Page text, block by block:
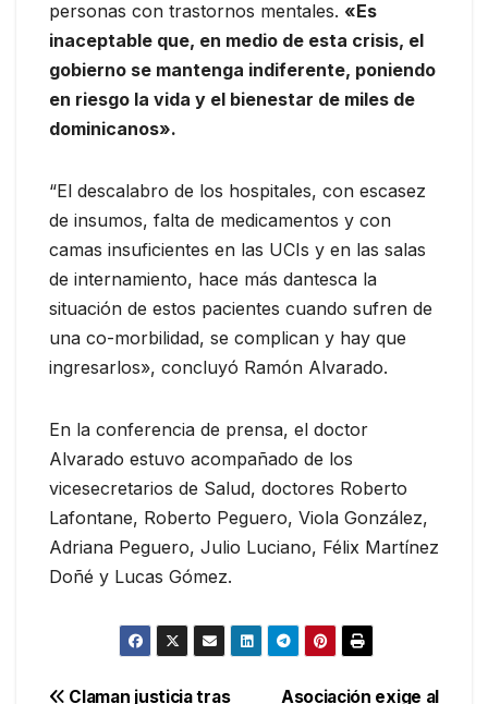
personas con trastornos mentales. «Es
inaceptable que, en medio de esta crisis, el
gobierno se mantenga indiferente, poniendo
en riesgo la vida y el bienestar de miles de
dominicanos».
“El descalabro de los hospitales, con escasez
de insumos, falta de medicamentos y con
camas insuficientes en las UCIs y en las salas
de internamiento, hace más dantesca la
situación de estos pacientes cuando sufren de
una co-morbilidad, se complican y hay que
ingresarlos», concluyó Ramón Alvarado.
En la conferencia de prensa, el doctor
Alvarado estuvo acompañado de los
vicesecretarios de Salud, doctores Roberto
Lafontane, Roberto Peguero, Viola González,
Adriana Peguero, Julio Luciano, Félix Martínez
Doñé y Lucas Gómez.
Asociación exige al
Claman justicia tras